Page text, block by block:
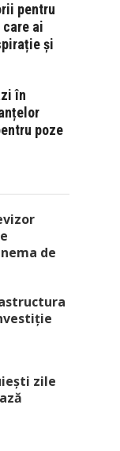
pentru
ai
și
în
poze
de
zile